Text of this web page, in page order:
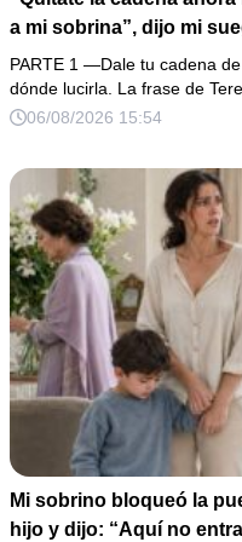
a mi sobrina”, dijo mi
con las manos
gramos de oro. Mi
obedecí con calma y le
completo que había
PARTE 1 —Dale tu cadena
dónde lucirla. La frase de
06/08/2026 15:54
Mi sobrino bloqueó la
hijo y dijo: “Aquí no